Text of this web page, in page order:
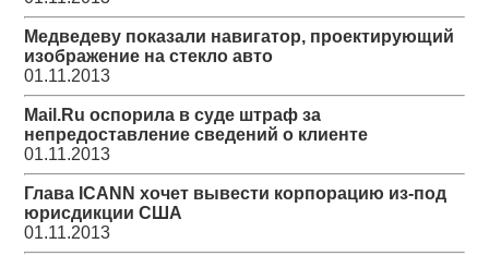
Медведеву показали навигатор, проектирующий
изображение на стекло авто
01.11.2013
Mail.Ru оспорила в суде штраф за
непредоставление сведений о клиенте
01.11.2013
Глава ICANN хочет вывести корпорацию из-под
юрисдикции США
01.11.2013